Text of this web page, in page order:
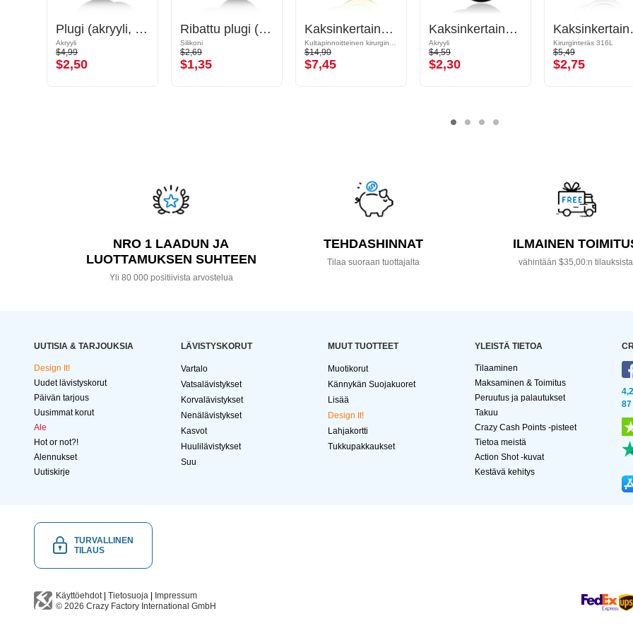
Plugi (akryyli, eri värejä) kanssa O-renkaat
Akryyli
$4,99
$2,50
Ribattu plugi (silikoni, eri värejä)
Silikoni
$2,69
$1,35
Kaksinkertainen flared-tunneli (kirurginen teräs, kulta, kiiltävä pinta)
$14,90
$7,45
Kaksinkertainen flared-plugi (akryyli, eri värejä)
Akryyli
$4,59
$2,30
Kirurginteräs 316L
$5,49
$2,75
NRO 1 LAADUN JA
LUOTTAMUKSEN SUHTEEN
Yli 80 000 positiivista arvostelua
TEHDASHINNAT
Tilaa suoraan tuottajalta
ILMAINEN
vähintään $35,00:n tilauksista
UUTISIA & TARJOUKSIA
Design It!
Uudet lävistyskorut
Päivän tarjous
Uusimmat korut
Ale
Hot or not?!
Alennukset
Uutiskirje
LÄVISTYSKORUT
Vartalo
Vatsalävistykset
Korvalävistykset
Nenälävistykset
Kasvot
Huulilävistykset
Suu
MUUT TUOTTEET
Muotikorut
Kännykän Suojakuoret
Lisää
Design It!
Lahjakortti
Tukkupakkaukset
YLEISTÄ TIETOA
Tilaaminen
Maksaminen & Toimitus
Peruutus ja palautukset
Takuu
Crazy Cash Points -pisteet
Tietoa meistä
Action Shot -kuvat
Kestävä kehitys
TURVALLINEN
TILAUS
Käyttöehdot| Tietosuoja
Impressum
© 2026 Crazy Factory International GmbH